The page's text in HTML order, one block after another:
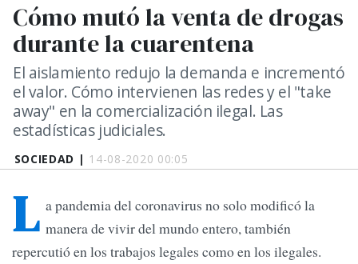
SOCIEDAD | 14-08-2020 00:05
Cómo mutó la venta de drogas
durante la cuarentena
El aislamiento redujo la demanda e incrementó
el valor. Cómo intervienen las redes y el "take
away" en la comercialización ilegal. Las
estadísticas judiciales.
L a pandemia del coronavirus no solo modificó la
manera de vivir del mundo entero, también
repercutió en los trabajos legales como en los ilegales.